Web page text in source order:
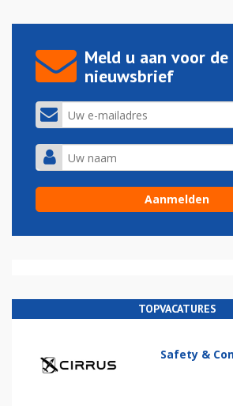
Meld u aan voor de
nieuwsbrief
TOPVACATURES
Safety &